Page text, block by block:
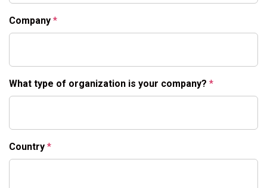
Company
What type of organization is your company?
Country